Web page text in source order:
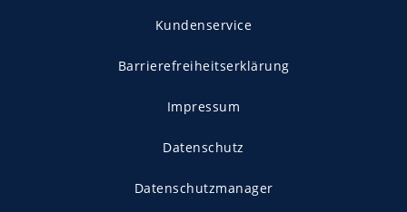
Kundenservice
Barrierefreiheitserklärung
Impressum
Datenschutz
Datenschutzmanager